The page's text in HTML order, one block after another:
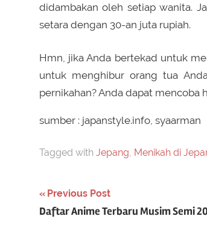
didambakan oleh setiap wanita.
setara dengan 30-an juta rupiah.
Hmn, jika Anda bertekad untuk
untuk menghibur orang tua
pernikahan? Anda dapat mencoba
sumber : japanstyle.info, syaarman
Tagged with Jepang, Menikah di
Post
navigation
Previous Post
Daftar Anime Terbaru Musim Semi